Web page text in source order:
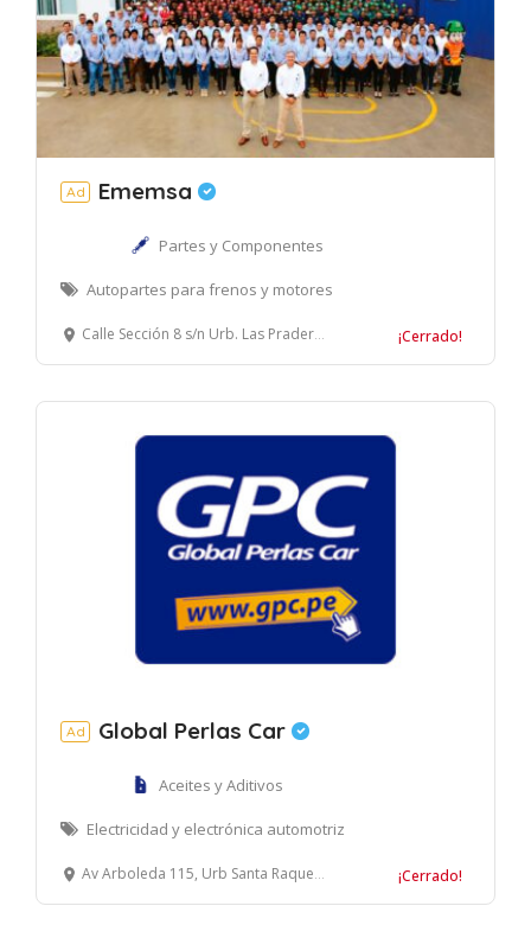
Ad Ememsa
Partes y Componentes
Autopartes para frenos y motores
Calle Sección 8 s/n Urb. Las Praderas de Lurín, Lurín, Lima – Perú. ¡Cerrado!
Ad Global Perlas Car
Aceites y Aditivos
Electricidad y electrónica automotriz
Av Arboleda 115, Urb Santa Raquel etapa 2, Ate, Lima ¡Cerrado!